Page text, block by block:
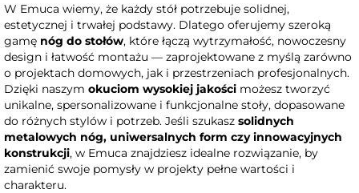
W Emuca wiemy, że każdy stół potrzebuje solidnej,
estetycznej i trwałej podstawy. Dlatego oferujemy szeroką
gamę nóg do stołów, które łączą wytrzymałość, nowoczesny
design i łatwość montażu — zaprojektowane z myślą zarówno
o projektach domowych, jak i przestrzeniach profesjonalnych.
Dzięki naszym okuciom wysokiej jakości możesz tworzyć
unikalne, spersonalizowane i funkcjonalne stoły, dopasowane
do różnych stylów i potrzeb. Jeśli szukasz solidnych
metalowych nóg, uniwersalnych form czy innowacyjnych
konstrukcji, w Emuca znajdziesz idealne rozwiązanie, by
zamienić swoje pomysły w projekty pełne wartości i
charakteru.